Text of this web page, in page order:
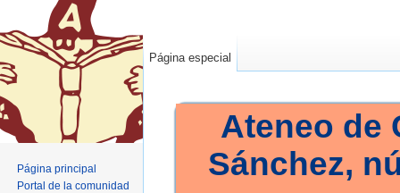
Ateneo de
Sánchez,
Página especial
Página principal
Portal de la comunidad